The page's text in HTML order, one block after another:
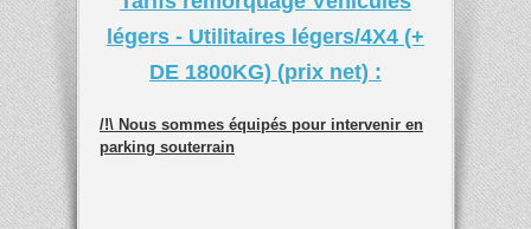
légers - Utilitaires légers/4X4 (+
DE 1800KG) (prix net) :
/!\ Nous sommes équipés pour intervenir en
parking souterrain